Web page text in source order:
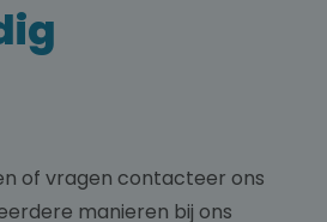
of vragen contacteer ons
manieren bij ons